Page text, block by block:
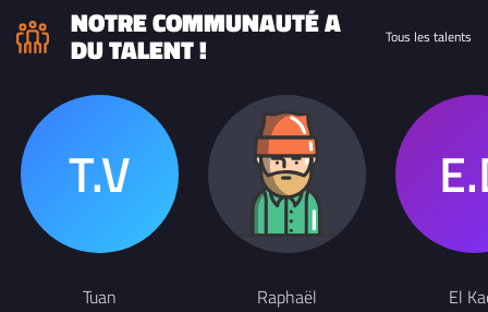
portrait ,Monsieur Paillette"
NOTRE COMMUNAUTÉ A
DU TALENT ! Tous les talents
Tuan Raphaël El